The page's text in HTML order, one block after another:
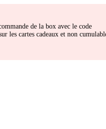
de la box avec le code
les cartes cadeaux et non